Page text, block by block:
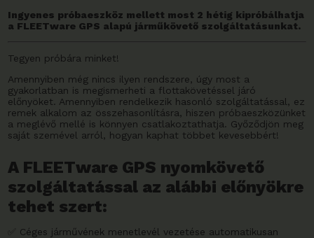
Ingyenes próbaeszköz mellett most 2 hétig kipróbálhatja
a FLEETware GPS alapú járműkövető szolgáltatásunkat.
Tegyen próbára minket!
Amennyiben még nincs ilyen rendszere, úgy most a
gyakorlatban is megismerheti a flottakövetéssel járó
előnyöket. Amennyiben rendelkezik hasonló szolgáltatással, ez
remek alkalom az összehasonlításra, hiszen próbaeszközünket
a meglévő mellé is könnyen csatlakoztathatja. Győződjön meg
saját szemével arról, hogyan kaphat többet kevesebbért!
A FLEETware GPS nyomkövető
szolgáltatással az alábbi előnyökre
tehet szert:
✅ Céges járművének menetlevél vezetése automatikusan